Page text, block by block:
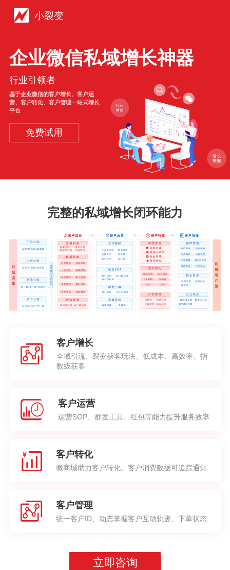
小裂变
企业微信私域增长神器
行业引领者
基于企业微信的客户增长、客户运
营、客户转化、客户管理一站式增长
平台
免费试用
完整的私域增长闭环能力
客户增长
全域引流、裂变获客玩法、低成本、高效率、指
数级获客
客户运营
运营SOP、群发工具、红包等能力提升服务效率
客户转化
微商城助力客户转化、客户消费数据可追踪通知
客户管理
统一客户ID、动态掌握客户互动轨迹、下单状态
立即咨询